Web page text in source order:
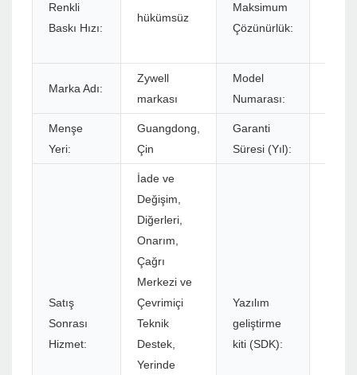
Renkli
Baskı Hızı:
hükümsüz
Maksimum
Çözünürlük:
Marka Adı:
Zywell
markası
Model
Numarası:
Menşe
Yeri:
Guangdong,
Çin
Garanti
Süresi (Yıl):
Satış
Sonrası
Hizmet:
İade ve
Değişim,
Diğerleri,
Onarım,
Çağrı
Merkezi ve
Çevrimiçi
Teknik
Destek,
Yerinde
Yazılım
geliştirme
kiti (SDK):